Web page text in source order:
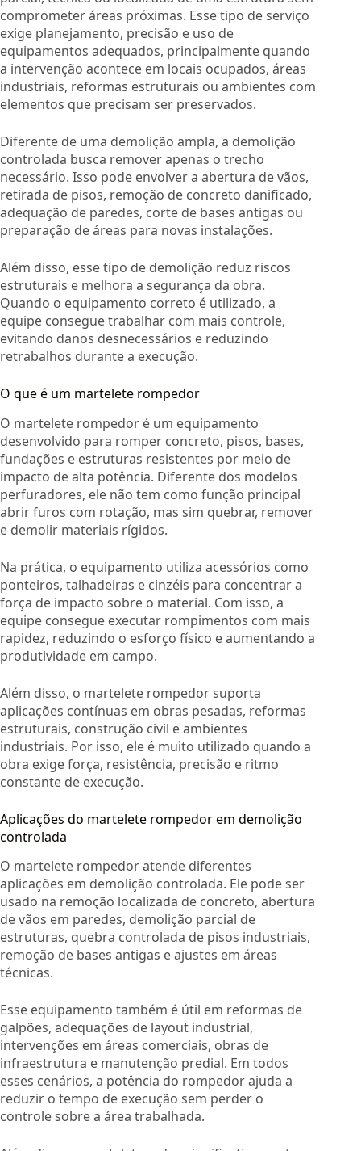
comprometer áreas próximas. Esse tipo de serviço
exige planejamento, precisão e uso de
equipamentos adequados, principalmente quando
a intervenção acontece em locais ocupados, áreas
industriais, reformas estruturais ou ambientes com
elementos que precisam ser preservados.
Diferente de uma demolição ampla, a demolição
controlada busca remover apenas o trecho
necessário. Isso pode envolver a abertura de vãos,
retirada de pisos, remoção de concreto danificado,
adequação de paredes, corte de bases antigas ou
preparação de áreas para novas instalações.
Além disso, esse tipo de demolição reduz riscos
estruturais e melhora a segurança da obra.
Quando o equipamento correto é utilizado, a
equipe consegue trabalhar com mais controle,
evitando danos desnecessários e reduzindo
retrabalhos durante a execução.
O que é um martelete rompedor
O martelete rompedor é um equipamento
desenvolvido para romper concreto, pisos, bases,
fundações e estruturas resistentes por meio de
impacto de alta potência. Diferente dos modelos
perfuradores, ele não tem como função principal
abrir furos com rotação, mas sim quebrar, remover
e demolir materiais rígidos.
Na prática, o equipamento utiliza acessórios como
ponteiros, talhadeiras e cinzéis para concentrar a
força de impacto sobre o material. Com isso, a
equipe consegue executar rompimentos com mais
rapidez, reduzindo o esforço físico e aumentando a
produtividade em campo.
Além disso, o martelete rompedor suporta
aplicações contínuas em obras pesadas, reformas
estruturais, construção civil e ambientes
industriais. Por isso, ele é muito utilizado quando a
obra exige força, resistência, precisão e ritmo
constante de execução.
Aplicações do martelete rompedor em demolição
controlada
O martelete rompedor atende diferentes
aplicações em demolição controlada. Ele pode ser
usado na remoção localizada de concreto, abertura
de vãos em paredes, demolição parcial de
estruturas, quebra controlada de pisos industriais,
remoção de bases antigas e ajustes em áreas
técnicas.
Esse equipamento também é útil em reformas de
galpões, adequações de layout industrial,
intervenções em áreas comerciais, obras de
infraestrutura e manutenção predial. Em todos
esses cenários, a potência do rompedor ajuda a
reduzir o tempo de execução sem perder o
controle sobre a área trabalhada.